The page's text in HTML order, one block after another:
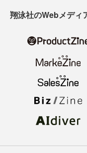
翔泳社のWebメディ